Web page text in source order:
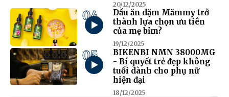
20/12/2025
04
Dầu ăn dặm Mămmy trở
thành lựa chọn ưu tiên
của mẹ bỉm?
19/12/2025
05
BIKENBI NMN 38000MG
- Bí quyết trẻ đẹp không
tuổi dành cho phụ nữ
hiện đại
18/12/2025